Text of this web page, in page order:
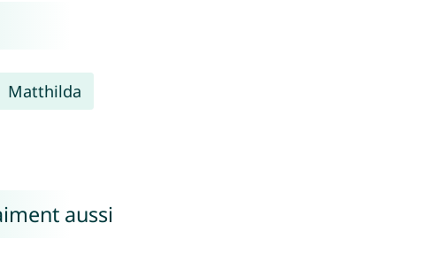
Matthilda
aussi